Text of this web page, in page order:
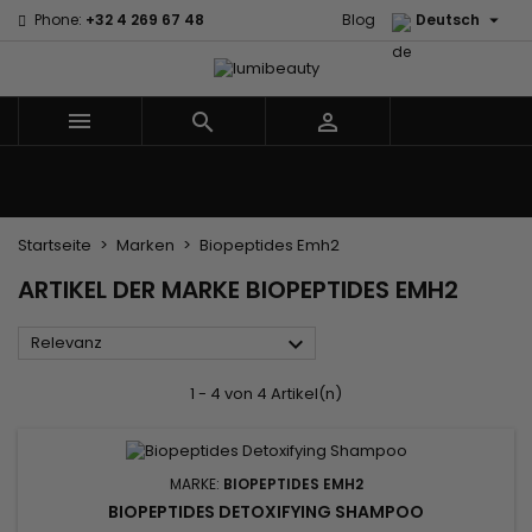
Phone: +32 4 269 67 48 Deutsch 
Blog
  
Startseite Marken Biopeptides Emh2
ARTIKEL DER MARKE BIOPEPTIDES EMH2
Relevanz 
1 - 4 von 4 Artikel(n)
MARKE: BIOPEPTIDES EMH2
BIOPEPTIDES DETOXIFYING SHAMPOO